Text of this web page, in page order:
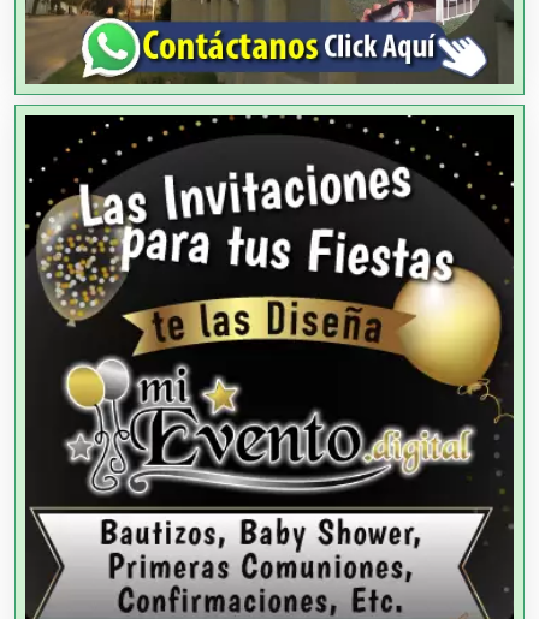
Análisis Clínicos
Análisis de Aguas
Animadores de Eventos
Aparatos y Equipos Eléctricos
Arquitectos
Artes Gráficas
Artesanías